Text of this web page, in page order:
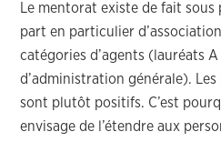
Le mentorat existe de fait
part en particulier
catégories d’agents (lauréats
d’administration générale).
sont plutôt positifs. C’est
envisage de l’étendre aux